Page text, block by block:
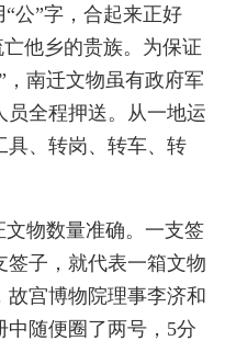
公”字，合起来正好
他乡的贵族。为保证
南迁文物虽有政府军
员全程押送。从一地运
具、转岗、转车、转
文物数量准确。一支签
子，就代表一箱文物
宫博物院理事李济和
中随便圈了两号，5分